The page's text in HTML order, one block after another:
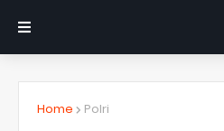
Home Polri